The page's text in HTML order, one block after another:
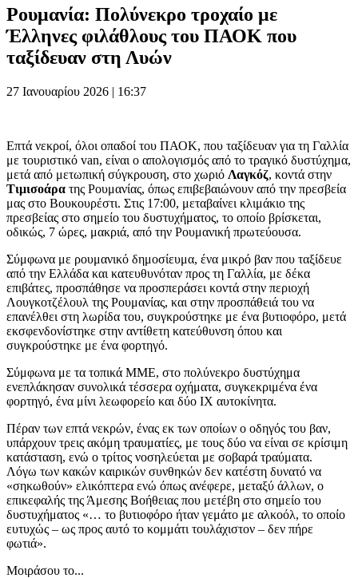
Ρουμανία: Πολύνεκρο τροχαίο με
Έλληνες φιλάθλους του ΠΑΟΚ που
ταξίδευαν στη Λυών
27 Ιανουαρίου 2026 | 16:37
Επτά νεκροί, όλοι οπαδοί του ΠΑΟΚ, που ταξίδευαν για τη Γαλλία
με τουριστικό van, είναι ο απολογισμός από το τραγικό δυστύχημα,
μετά από μετωπική σύγκρουση, στο χωριό Λαγκόζ, κοντά στην
Τιμισοάρα της Ρουμανίας, όπως επιβεβαιώνουν από την πρεσβεία
μας στο Βουκουρέστι. Στις 17:00, μεταβαίνει κλιμάκιο της
πρεσβείας στο σημείο του δυστυχήματος, το οποίο βρίσκεται,
οδικώς, 7 ώρες, μακριά, από την Ρουμανική πρωτεύουσα.
Σύμφωνα με ρουμανικό δημοσίευμα, ένα μικρό βαν που ταξίδευε
από την Ελλάδα και κατευθυνόταν προς τη Γαλλία, με δέκα
επιβάτες, προσπάθησε να προσπεράσει κοντά στην περιοχή
Λουγκοτζέλουλ της Ρουμανίας, και στην προσπάθειά του να
επανέλθει στη λωρίδα του, συγκρούστηκε με ένα βυτιοφόρο, μετά
εκσφενδονίστηκε στην αντίθετη κατεύθυνση όπου και
συγκρούστηκε με ένα φορτηγό.
Σύμφωνα με τα τοπικά ΜΜΕ, στο πολύνεκρο δυστύχημα
ενεπλάκησαν συνολικά τέσσερα οχήματα, συγκεκριμένα ένα
φορτηγό, ένα μίνι λεωφορείο και δύο ΙΧ αυτοκίνητα.
Πέραν των επτά νεκρών, ένας εκ των οποίων ο οδηγός του βαν,
υπάρχουν τρεις ακόμη τραυματίες, με τους δύο να είναι σε κρίσιμη
κατάσταση, ενώ ο τρίτος νοσηλεύεται με σοβαρά τραύματα.
Λόγω των κακών καιρικών συνθηκών δεν κατέστη δυνατό να
«σηκωθούν» ελικόπτερα ενώ όπως ανέφερε, μεταξύ άλλων, ο
επικεφαλής της Άμεσης Βοήθειας που μετέβη στο σημείο του
δυστυχήματος «… το βυτιοφόρο ήταν γεμάτο με αλκοόλ, το οποίο
ευτυχώς – ως προς αυτό το κομμάτι τουλάχιστον – δεν πήρε
φωτιά».
Μοιράσου το...